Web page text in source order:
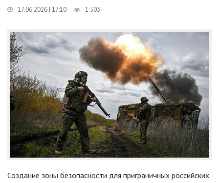
17.06.2026 | 17:10 1 503
Создание зоны безопасности для приграничных российских